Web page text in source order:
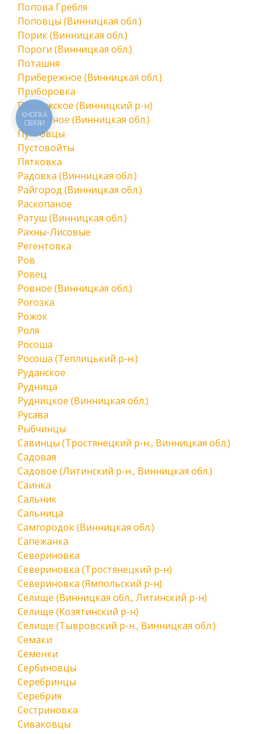
Попова Гребля
Поповцы (Винницкая обл.)
Порик (Винницкая обл.)
Пороги (Винницкая обл.)
Поташня
Прибережное (Винницкая обл.)
Приборовка
Прибужское (Винницкий р-н)
Приветное (Винницкая обл.)
Пултовцы
Пустовойты
Пятковка
Радовка (Винницкая обл.)
Райгород (Винницкая обл.)
Раскопаное
Ратуш (Винницкая обл.)
Рахны-Лисовые
Регентовка
Ров
Ровец
Ровное (Винницкая обл.)
Рогозка
Рожок
Роля
Росоша
Росоша (Теплицький р-н.)
Руданское
Рудница
Рудницкое (Винницкая обл.)
Русава
Рыбчинцы
Савинцы (Тростянецкий р-н., Винницкая обл.)
Садовая
Садовое (Литинский р-н., Винницкая обл.)
Саинка
Сальник
Сальница
Самгородок (Винницкая обл.)
Сапежанка
Севериновка
Севериновка (Тростянецкий р-н)
Севериновка (Ямпольский р-н)
Селище (Винницкая обл., Литинский р-н)
Селище (Козятинский р-н)
Селище (Тывровский р-н., Винницкая обл.)
Семаки
Семенки
Сербиновцы
Серебринцы
Серебрия
Сестриновка
Сиваковцы
КНОПКА
СВЯЗИ